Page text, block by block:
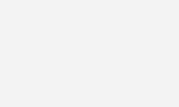
der Anfang. Dort denkt man
Erpressungspotenzial, das man
per Mausklick unser Energiesystem
einzelne Servicetechniker kann mit
an steuerbarer Leistung in
Hacker könnten an solchen